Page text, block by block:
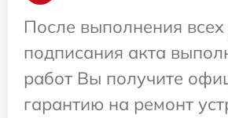
После выполнения всех
подписания акта
работ Вы получите
гарантию на ремонт